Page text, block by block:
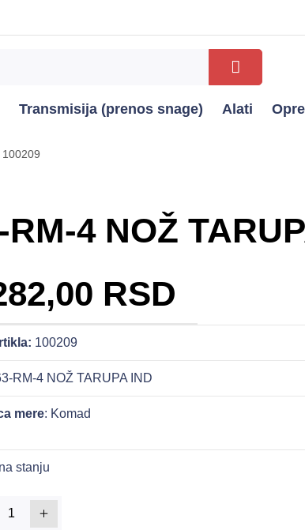
Transmisija (prenos snage) Alati
100209
RM-4 NOŽ
RSD
100209
RM-4 NOŽ TARUPA IND
mere: Komad
stanju